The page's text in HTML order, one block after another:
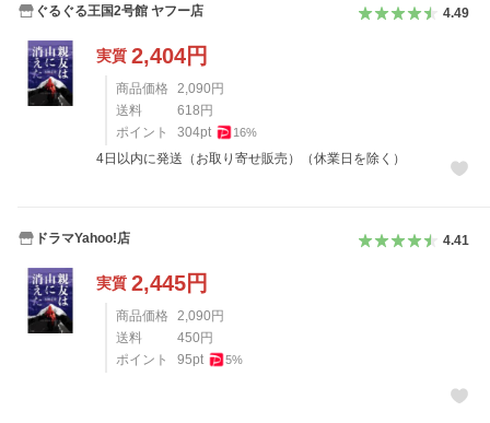
ぐるぐる王国2号館 ヤフー店 4.49
実質 2,404円
商品価格 2,090 円
送料
618 円
ポイント
304pt 16%
4日以内に発送（お取り寄せ販売）（休業日を除く）
ドラマYahoo!店 4.41
実質 2,445円
商品価格 2,090 円
送料
450 円
ポイント
95pt 5%